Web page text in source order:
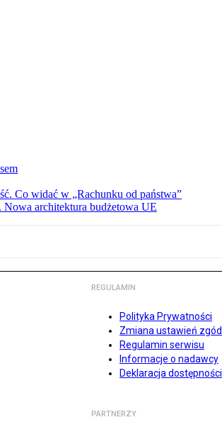
Co widać w „Rachunku od państwa”
architektura budżetowa UE
REGULAMIN
Polityka Prywatności
Zmiana ustawień zgód
Regulamin serwisu
Informacje o nadawcy
Deklaracja dostępności
PARTNERZY